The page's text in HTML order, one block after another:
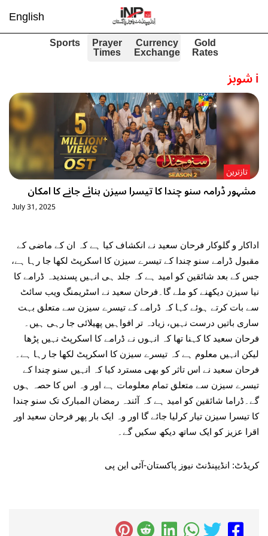
English
Gold
Rates
Currency
Exchange
Prayer
Times
Sports
iشوبز
مشہور ڈرامہ سنو چندا کا تیسرا سیزن بنائے جانے کا امکان
تازترین
July 31, 2025
اداکار و گلوکار فرحان سعید نے انکشاف کیا ہے کہ ان کے ماضی کے
مقبول ڈرامے سنو چندا کے تیسرے سیزن کا اسکرپٹ لکھا جا رہا ہے،
جس کے بعد شائقین کو امید ہے کہ جلد ہی انہیں پسندیدہ ڈرامے کا
نیا سیزن دیکھنے کو ملے گا۔فرحان سعید نے اسٹریمنگ ویب سائٹ
سے بات کرتے ہوئے کہا کہ ڈرامے کے تیسرے سیزن سے متعلق بہت
ساری باتیں درست نہیں، زیادہ تر افواہیں پھیلائی جا رہی ہیں۔
فرحان سعید کا کہنا تھا کہ انہوں نے ڈرامے کا اسکرپٹ نہیں پڑھا
لیکن انہیں معلوم ہے کہ تیسرے سیزن کا اسکرپٹ لکھا جا رہا ہے۔
فرحان سعید نے اس تاثر کو بھی مسترد کیا کہ انہیں سنو چندا کے
تیسرے سیزن سے متعلق تمام معلومات ہے اور وہ اس کا حصہ ہوں
گے۔ڈراما شائقین کو امید ہے کہ آئندہ رمضان المبارک تک سنو چندا
کا تیسرا سیزن تیار کرلیا جائے گا اور وہ ایک بار پھر فرحان سعید اور
اقرا عزیز کو ایک ساتھ دیکھ سکیں گے۔
کریڈٹ: انڈیپنڈنٹ نیوز پاکستان-آئی این پی